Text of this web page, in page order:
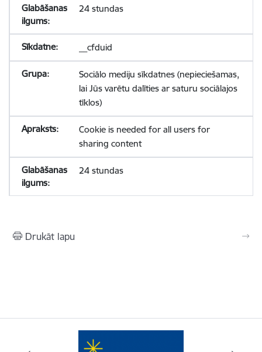
24 stundas
__cfduid
Sociālo mediju sīkdatnes (nepieciešamas,
lai Jūs varētu dalīties ar saturu sociālajos
tīklos)
Cookie is needed for all users for
sharing content
24 stundas
Drukāt lapu